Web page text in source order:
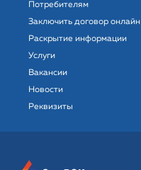
Потребителям
Заключить договор онлайн
Раскрытие информации
Услуги
Вакансии
Новости
Реквизиты